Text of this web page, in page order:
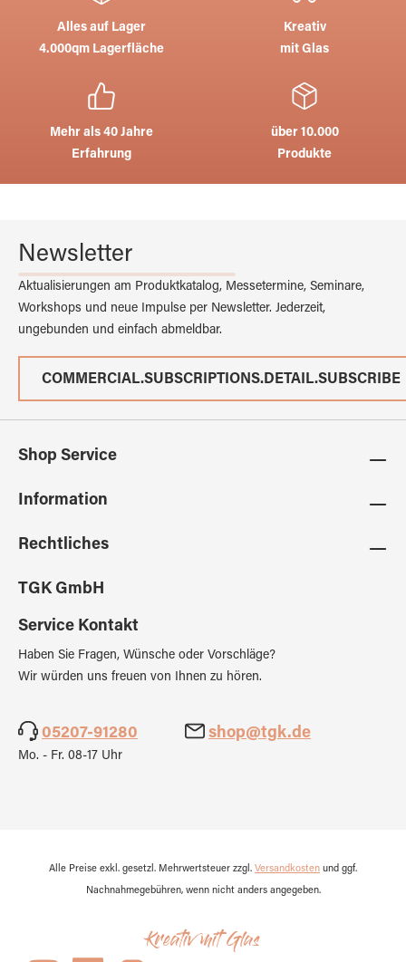
Alles auf Lager
4.000qm Lagerfläche
Kreativ
mit Glas
Mehr als 40 Jahre
Erfahrung
über 10.000
Produkte
Newsletter
Aktualisierungen am Produktkatalog, Messetermine, Seminare,
Workshops und neue Impulse per Newsletter. Jederzeit,
ungebunden und einfach abmeldbar.
COMMERCIAL.SUBSCRIPTIONS.DETAIL.SUBSCRIBE
Shop Service
Information
Rechtliches
TGK GmbH
Service Kontakt
Haben Sie Fragen, Wünsche oder Vorschläge?
Wir würden uns freuen von Ihnen zu hören.
05207-91280 shop@tgk.de
Mo. - Fr. 08-17 Uhr
Alle Preise exkl. gesetzl. Mehrwertsteuer zzgl. Versandkosten und ggf.
Nachnahmegebühren, wenn nicht anders angegeben.
Kreativ mit Glas